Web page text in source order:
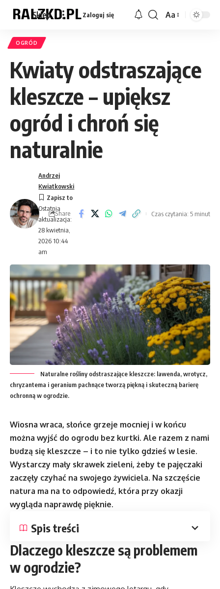
Sklep Zaloguj się
Font
Aa
OGRÓD
Kwiaty odstraszające
kleszcze – upiększ
ogród i chroń się
naturalnie
Ostatnia
aktualizacja:
28 kwietnia,
2026 10:44
am
Andrzej
Kwiatkowski
Share Czas czytania: 5 minut
Naturalne rośliny odstraszające kleszcze: lawenda, wrotycz,
chryzantema i geranium pachnące tworzą piękną i skuteczną barierę
ochronną w ogrodzie.
Wiosna wraca, słońce grzeje mocniej i w końcu
można wyjść do ogrodu bez kurtki. Ale razem z nami
budzą się kleszcze – i to nie tylko gdzieś w lesie.
Wystarczy mały skrawek zieleni, żeby te pajęczaki
zaczęły czyhać na swojego żywiciela. Na szczęście
natura ma na to odpowiedź, która przy okazji
wygląda naprawdę pięknie.
Spis treści
Dlaczego kleszcze są problemem
w ogrodzie?